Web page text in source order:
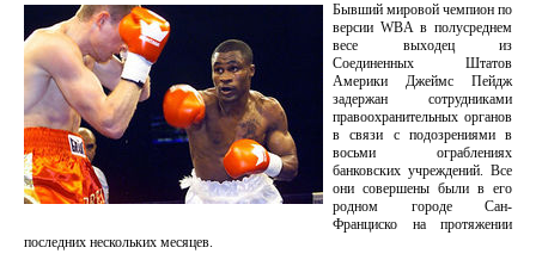
Бывший мировой чемпион по
версии WBA в полусреднем
весе выходец из
Соединенных Штатов
Америки Джеймс Пейдж
задержан сотрудниками
правоохранительных органов
в связи с подозрениями в
восьми ограблениях
банковских учреждений. Все
они совершены были в его
родном городе Сан-
Франциско на протяжении
последних нескольких месяцев.